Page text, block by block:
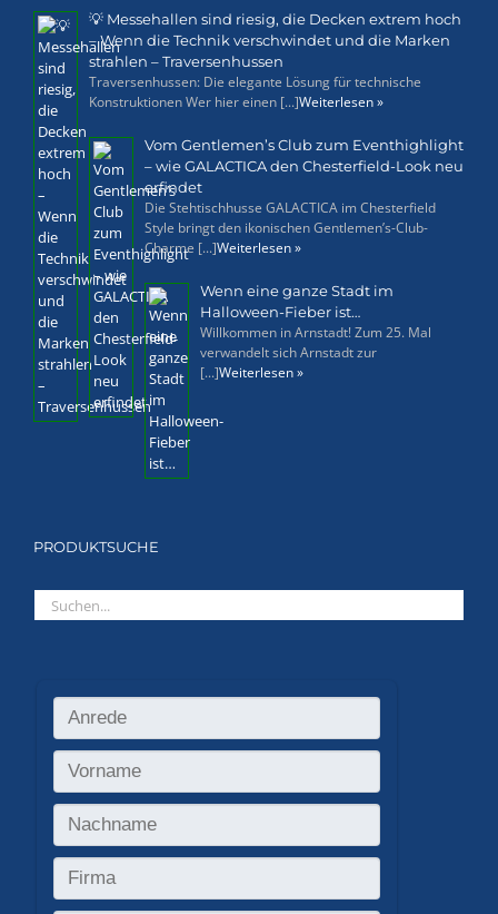
💡 Messehallen sind riesig, die Decken extrem hoch
– Wenn die Technik verschwindet und die Marken
strahlen – Traversenhussen
Traversenhussen: Die elegante Lösung für technische
Konstruktionen Wer hier einen [...]Weiterlesen »
Vom Gentlemen’s Club zum Eventhighlight
– wie GALACTICA den Chesterfield-Look neu
erfindet
Die Stehtischhusse GALACTICA im Chesterfield
Style bringt den ikonischen Gentlemen’s-Club-
Charme [...]Weiterlesen »
Wenn eine ganze Stadt im
Halloween-Fieber ist…
Willkommen in Arnstadt! Zum 25. Mal
verwandelt sich Arnstadt zur
[...]Weiterlesen »
PRODUKTSUCHE